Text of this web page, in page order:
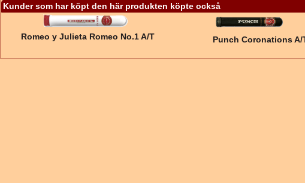
Kunder som har köpt den här produkten köpte också
Romeo y Julieta Romeo No.1 A/T Punch Coronations A/